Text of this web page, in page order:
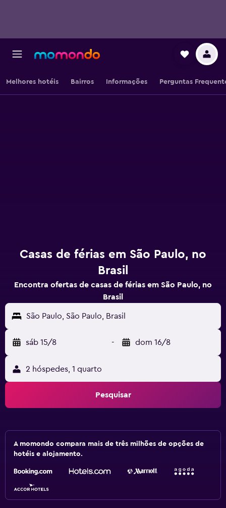
Melhores hotéis Bairros Informações Perguntas
Casas de férias em São Paulo, no
Brasil
Encontra ofertas de casas de férias em São Paulo, no
Brasil
São Paulo, São Paulo, Brasil
sáb 15/8 - dom 16/8
2 hóspedes, 1 quarto
Pesquisar
A momondo compara mais de três milhões de opções de
hotéis e alojamento.